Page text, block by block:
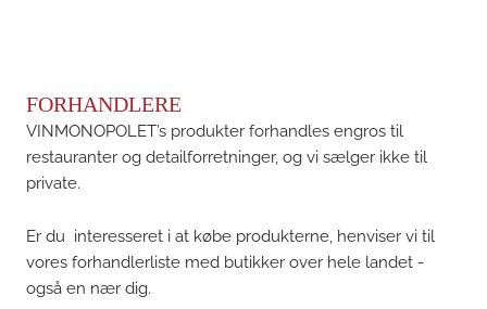
FORHANDLERE
VINMONOPOLET’s produkter forhandles engros til
restauranter og detailforretninger, og vi sælger ikke til
private.
Er du interesseret i at købe produkterne, henviser vi til
vores forhandlerliste med butikker over hele landet -
også en nær dig.